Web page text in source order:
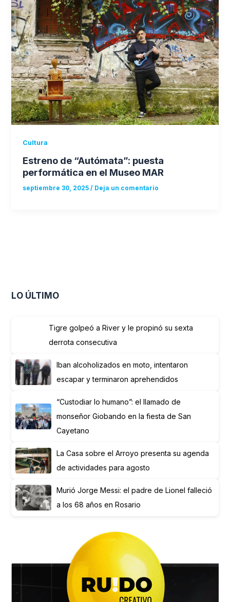
Cultura
Estreno de “Autómata”: puesta
performática en el Museo MAR
septiembre 30, 2025/ Deja un comentario
LO ÚLTIMO
Tigre golpeó a River y le propinó su sexta
derrota consecutiva
Iban alcoholizados en moto, intentaron
escapar y terminaron aprehendidos
“Custodiar lo humano”: el llamado de
monseñor Giobando en la fiesta de San
Cayetano
La Casa sobre el Arroyo presenta su agenda
de actividades para agosto
Murió Jorge Messi: el padre de Lionel falleció
a los 68 años en Rosario